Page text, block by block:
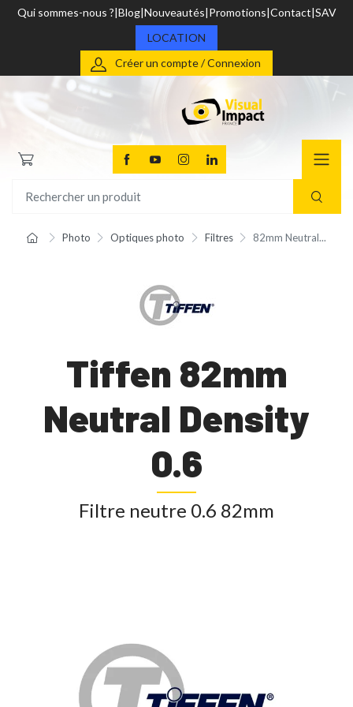
Qui sommes-nous ? Blog Nouveautés Promotions Contact SAV
LOCATION
Créer un compte / Connexion
Photo Optiques photo Filtres 82mm Neutral...
Tiffen 82mm
Neutral Density
0.6
Filtre neutre 0.6 82mm